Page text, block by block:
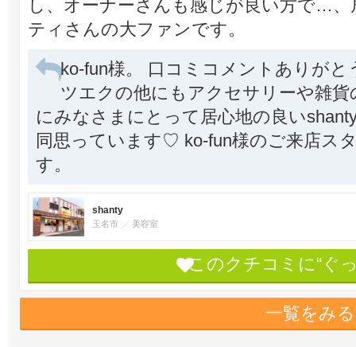
し、オーナーさんも感じが良い方で…
ティさんの大ファンです。
ko-fun様。 口コミコメントありが
ツエクの他にもアクセサリーや雑
にみなさまにとって居心地の良い
同思っています♡ ko-fun様のご来店ス
す。
shanty
玉名市 美容室
このクチコミに“ぐ
一覧をみる